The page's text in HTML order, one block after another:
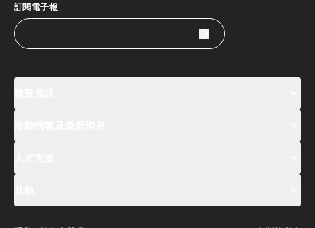
訂閱電子報
薪酬指數
全球人才高峰會周
聯絡我們